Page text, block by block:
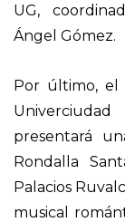
UG,
Ángel Gómez.
Por último, el
presentará
Rondalla
Palacios
musical